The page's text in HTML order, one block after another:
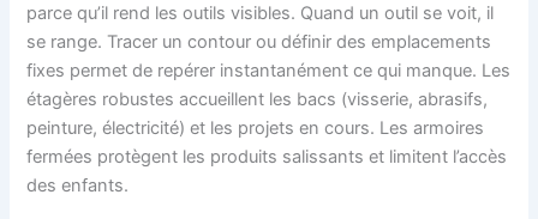
parce qu’il rend les outils visibles. Quand un outil se voit, il
se range. Tracer un contour ou définir des emplacements
fixes permet de repérer instantanément ce qui manque. Les
étagères robustes accueillent les bacs (visserie, abrasifs,
peinture, électricité) et les projets en cours. Les armoires
fermées protègent les produits salissants et limitent l’accès
des enfants.